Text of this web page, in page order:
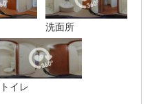
洗面所
トイレ